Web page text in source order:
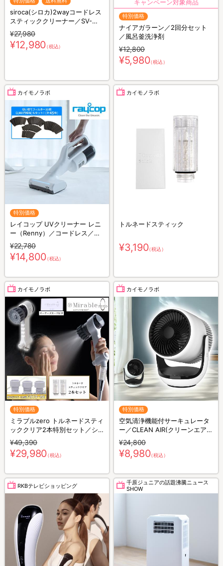
siroca(シロカ)2wayコードレス
スティッククリーナー／SV-
S281
¥27,980
¥12,980（税込）
特別価格
ナイアガラーン／2回分セット
／風呂釜洗浄剤
¥12,800
¥5,980（税込）
カイモノラボ
特別価格
レイコップ UVクリーナー レニ
ー（Renny）／コードレス／軽
量／布団クリーナー
¥22,780
¥14,800（税込）
カイモノラボ
トルネードスティック
¥3,190（税込）
カイモノラボ
特別価格
ミラブルzero トルネードスティ
ッククリア2本特別セット／シ
ャワーヘッド
¥49,390
¥29,980（税込）
カイモノラボ
特別価格
空気清浄機能付サーキュレータ
ー／CLEAN AIR(クリーンエア
ー)／THREEUP(スリーアップ)
／軽量コンパクト／省エネ
¥24,800
¥8,980（税込）
RKBテレビショッピング
千原ジュニアの話題沸騰ニュース
SHOW